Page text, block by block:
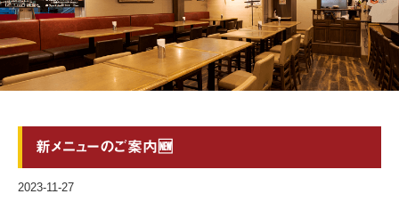
新メニューのご案内🆕
2023-11-27